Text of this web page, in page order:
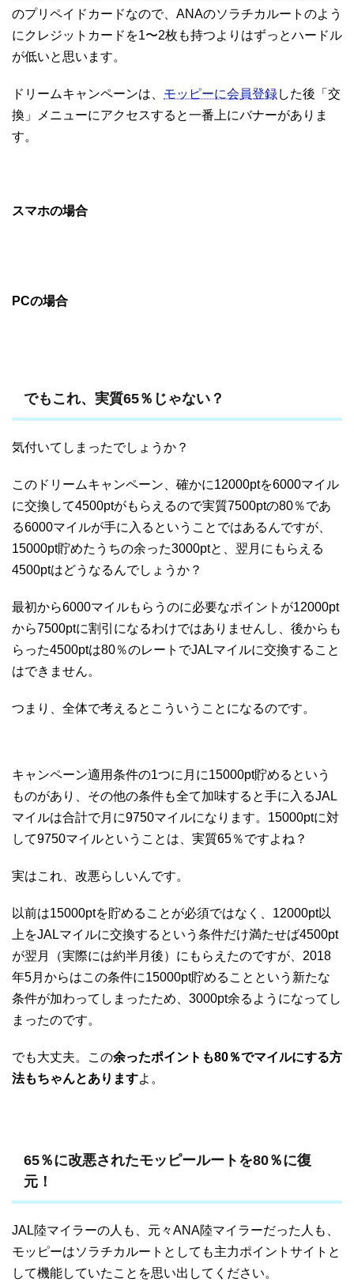
のプリペイドカードなので、ANAのソラチカルートのよう
にクレジットカードを1〜2枚も持つよりはずっとハードル
が低いと思います。
ドリームキャンペーンは、 モッピーに会員登録した後「交
換」メニューにアクセスすると一番上にバナーがありま
す。
スマホの場合
PCの場合
でもこれ、実質65％じゃない？
気付いてしまったでしょうか？
このドリームキャンペーン、確かに12000ptを6000マイル
に交換して4500ptがもらえるので実質7500ptの80％であ
る6000マイルが手に入るということではあるんですが、
15000pt貯めたうちの余った3000ptと、翌月にもらえる
4500ptはどうなるんでしょうか？
最初から6000マイルもらうのに必要なポイントが12000pt
から7500ptに割引になるわけではありませんし、後からも
らった4500ptは80％のレートでJALマイルに交換すること
はできません。
つまり、全体で考えるとこういうことになるのです。
キャンペーン適用条件の1つに月に15000pt貯めるという
ものがあり、その他の条件も全て加味すると手に入るJAL
マイルは合計で月に9750マイルになります。15000ptに対
して9750マイルということは、実質65％ですよね？
実はこれ、改悪らしいんです。
以前は15000ptを貯めることが必須ではなく、12000pt以
上をJALマイルに交換するという条件だけ満たせば4500pt
が翌月（実際には約半月後）にもらえたのですが、2018
年5月からはこの条件に15000pt貯めることという新たな
条件が加わってしまったため、3000pt余るようになってし
まったのです。
でも大丈夫。この余ったポイントも80％でマイルにする方
法もちゃんとありますよ。
65％に改悪されたモッピールートを80％に復
元！
JAL陸マイラーの人も、元々ANA陸マイラーだった人も、
モッピーはソラチカルートとしても主力ポイントサイトと
して機能していたことを思い出してください。